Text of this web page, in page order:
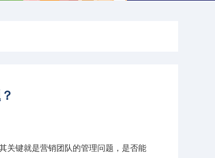
关键就是营销团队的管理问题，是否能